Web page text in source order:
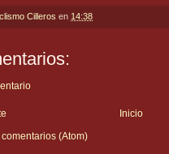
Cilleros en 14:38
Inicio
(Atom)